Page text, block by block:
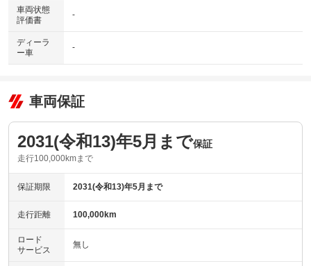
車両状態
評価書
-
ディーラ
ー車
-
車両保証
2031(令和13)年5月まで保証
走行100,000kmまで
保証期限 2031(令和13)年5月まで
走行距離 100,000km
ロード
サービス
無し